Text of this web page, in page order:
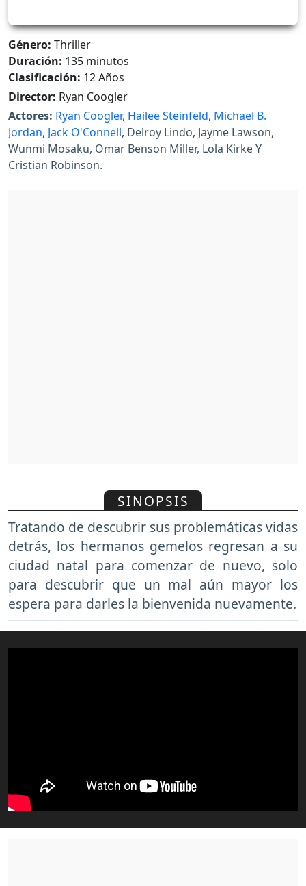
Género: Thriller
Duración: 135 minutos
Clasificación: 12 Años
Director: Ryan Coogler
Actores: Ryan Coogler, Hailee Steinfeld, Michael B.
Jordan, Jack O'Connell, Delroy Lindo, Jayme Lawson,
Wunmi Mosaku, Omar Benson Miller, Lola Kirke Y
Cristian Robinson.
SINOPSIS
Tratando de descubrir sus problemáticas vidas
detrás, los hermanos gemelos regresan a su
ciudad natal para comenzar de nuevo, solo
para descubrir que un mal aún mayor los
espera para darles la bienvenida nuevamente.